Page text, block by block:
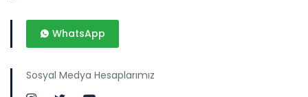
WhatsApp
Sosyal Medya Hesaplarımız